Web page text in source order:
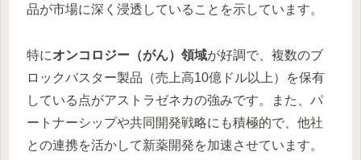
品が市場に深く浸透していることを示しています。
特にオンコロジー（がん）領域が好調で、複数のブ
ロックバスター製品（売上高10億ドル以上）を保有
している点がアストラゼネカの強みです。また、パ
ートナーシップや共同開発戦略にも積極的で、他社
との連携を活かして新薬開発を加速させています。